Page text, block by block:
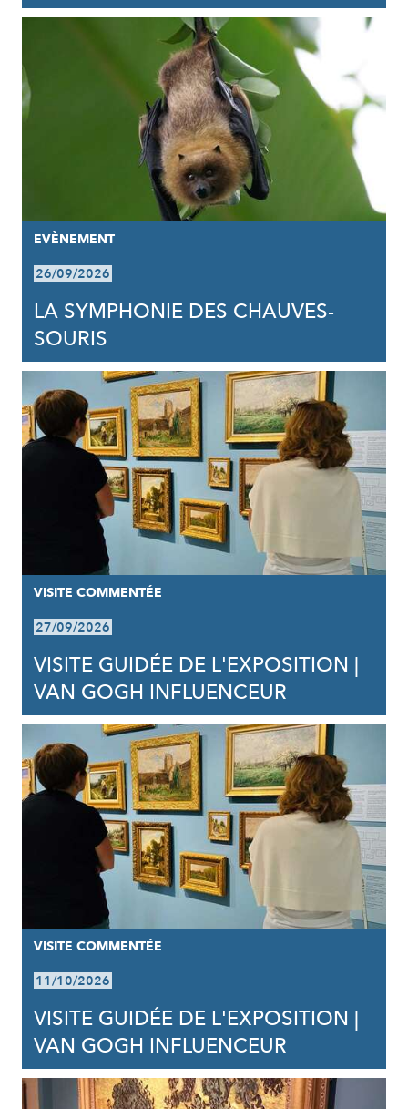
EVÈNEMENT
26/09/2026
LA SYMPHONIE DES CHAUVES-
SOURIS
VISITE COMMENTÉE
27/09/2026
VISITE GUIDÉE DE L'EXPOSITION |
VAN GOGH INFLUENCEUR
VISITE COMMENTÉE
11/10/2026
VISITE GUIDÉE DE L'EXPOSITION |
VAN GOGH INFLUENCEUR